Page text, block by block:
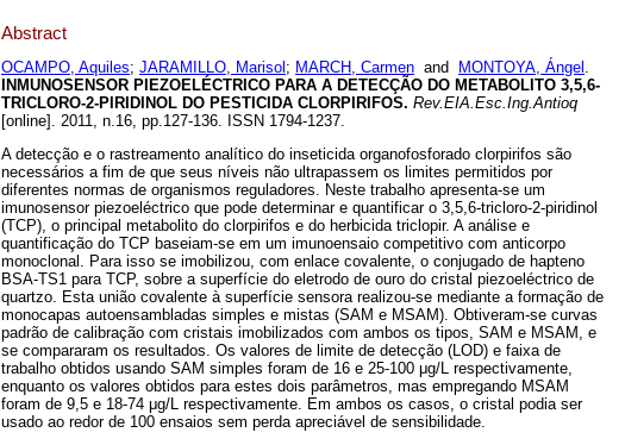
Abstract
OCAMPO, Aquiles; JARAMILLO, Marisol ; MARCH, Carmen and MONTOYA, Ángel .
INMUNOSENSOR PIEZOELÉCTRICO PARA A DETECÇÃO DO METABOLITO 3,5,6-
TRICLORO-2-PIRIDINOL DO PESTICIDA CLORPIRIFOS. Rev.EIA.Esc.Ing.Antioq
[online]. 2011, n.16, pp.127-136. ISSN 1794-1237.
A detecção e o rastreamento analítico do inseticida organofosforado clorpirifos são
necessários a fim de que seus níveis não ultrapassem os limites permitidos por
diferentes normas de organismos reguladores. Neste trabalho apresenta-se um
imunosensor piezoeléctrico que pode determinar e quantificar o 3,5,6-tricloro-2-piridinol
(TCP), o principal metabolito do clorpirifos e do herbicida triclopir. A análise e
quantificação do TCP baseiam-se em um imunoensaio competitivo com anticorpo
monoclonal. Para isso se imobilizou, com enlace covalente, o conjugado de hapteno
BSA-TS1 para TCP, sobre a superfície do eletrodo de ouro do cristal piezoeléctrico de
quartzo. Esta união covalente à superfície sensora realizou-se mediante a formação de
monocapas autoensambladas simples e mistas (SAM e MSAM). Obtiveram-se curvas
padrão de calibração com cristais imobilizados com ambos os tipos, SAM e MSAM, e
se compararam os resultados. Os valores de limite de detecção (LOD) e faixa de
trabalho obtidos usando SAM simples foram de 16 e 25-100 μg/L respectivamente,
enquanto os valores obtidos para estes dois parâmetros, mas empregando MSAM
foram de 9,5 e 18-74 μg/L respectivamente. Em ambos os casos, o cristal podia ser
usado ao redor de 100 ensaios sem perda apreciável de sensibilidade.